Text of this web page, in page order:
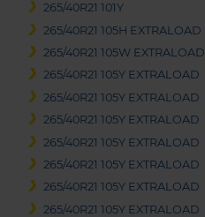
265/40R21 101Y
265/40R21 105H EXTRALOAD
265/40R21 105W EXTRALOAD
265/40R21 105Y EXTRALOAD
265/40R21 105Y EXTRALOAD
265/40R21 105Y EXTRALOAD
265/40R21 105Y EXTRALOAD
265/40R21 105Y EXTRALOAD
265/40R21 105Y EXTRALOAD
265/40R21 105Y EXTRALOAD